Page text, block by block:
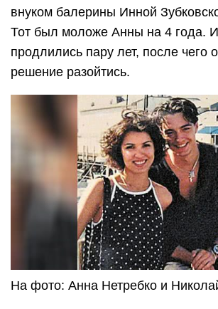
внуком балерины Инной
Тот был моложе Анны на 4 года.
продлились пару лет, после чего
решение разойтись.
На фото: Анна Нетребко и